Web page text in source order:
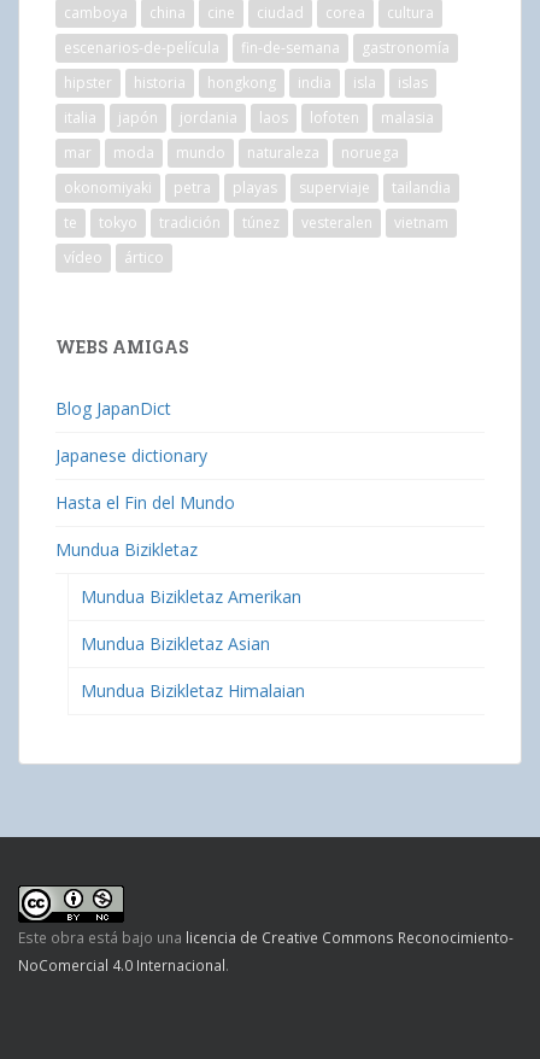
camboya
china cine ciudad corea
cultura
escenarios-de-película
fin-de-semana
gastronomía
hipster
historia hongkong india isla
islas
italia
japón jordania laos lofoten
malasia
mar
moda mundo naturaleza
noruega
okonomiyaki
petra playas superviaje
tailandia
te
tokyo tradición túnez vesteralen
vietnam
vídeo
ártico
WEBS AMIGAS
Blog JapanDict
Japanese dictionary
Hasta el Fin del Mundo
Mundua Bizikletaz
Mundua Bizikletaz Amerikan
Mundua Bizikletaz Asian
Mundua Bizikletaz Himalaian
Este obra está bajo una licencia de Creative Commons Reconocimiento-
NoComercial 4.0 Internacional.